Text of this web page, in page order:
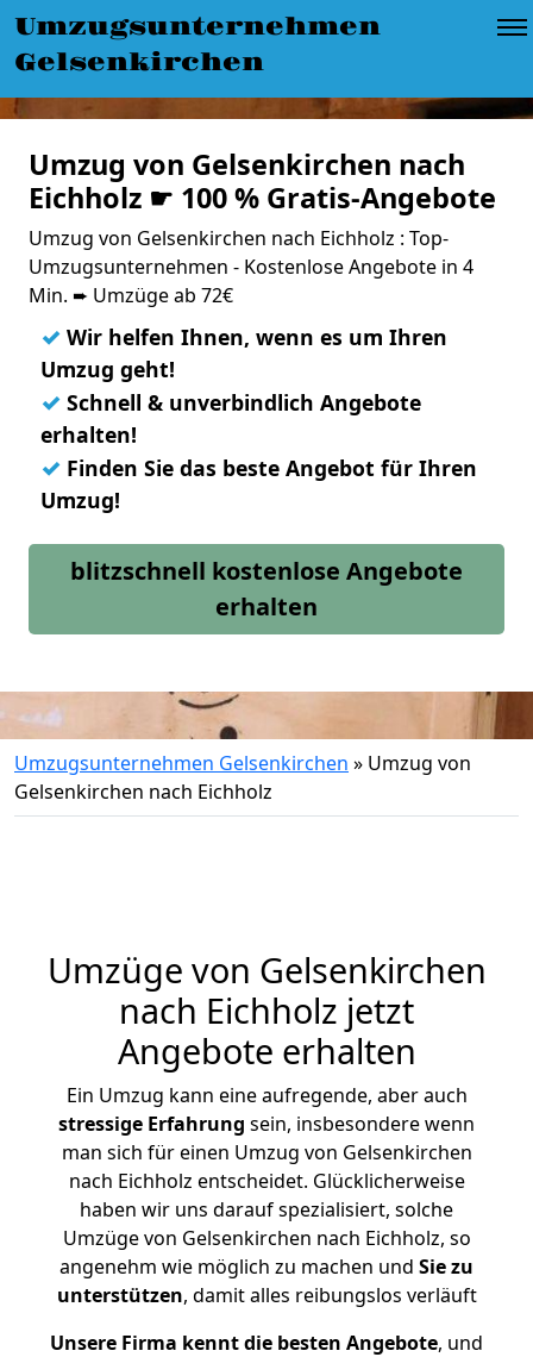
Umzugsunternehmen
Gelsenkirchen
Umzug von Gelsenkirchen nach
Eichholz ☛ 100 % Gratis-Angebote
Umzug von Gelsenkirchen nach Eichholz : Top-
Umzugsunternehmen - Kostenlose Angebote in 4
Min. ➨ Umzüge ab 72€
✓ Wir helfen Ihnen, wenn es um Ihren
Umzug geht!
✓ Schnell & unverbindlich Angebote
erhalten!
✓ Finden Sie das beste Angebot für Ihren
Umzug!
blitzschnell kostenlose Angebote
erhalten
Umzugsunternehmen Gelsenkirchen » Umzug von
Gelsenkirchen nach Eichholz
Umzüge von Gelsenkirchen
nach Eichholz jetzt
Angebote erhalten
Ein Umzug kann eine aufregende, aber auch
stressige Erfahrung sein, insbesondere wenn
man sich für einen Umzug von Gelsenkirchen
nach Eichholz entscheidet. Glücklicherweise
haben wir uns darauf spezialisiert, solche
Umzüge von Gelsenkirchen nach Eichholz, so
angenehm wie möglich zu machen und Sie zu
unterstützen, damit alles reibungslos verläuft
Unsere Firma kennt die besten Angebote, und